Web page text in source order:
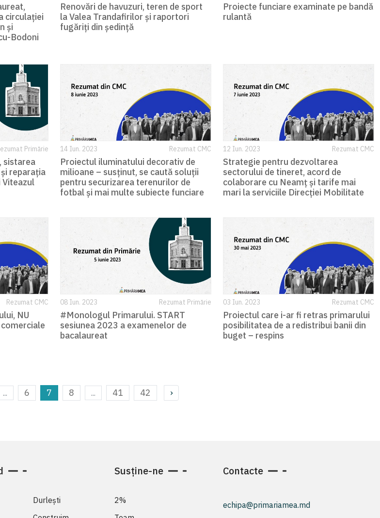
circulației
și
Bodoni
Renovări de havuzuri, teren de sport
la Valea Trandafirilor și raportori
fugăriți din ședință
Proiecte funciare examinate pe bandă
rulantă
Primărie
sistarea
reparația
Viteazul
14 Iun. 2023 Rezumat CMC
Proiectul iluminatului decorativ de
milioane – susținut, se caută soluții
pentru securizarea terenurilor de
fotbal și mai multe subiecte funciare
12 Iun. 2023 Rezumat CMC
Strategie pentru dezvoltarea
sectorului de tineret, acord de
colaborare cu Neamț și tarife mai
mari la serviciile Direcției Mobilitate
Rezumat CMC
NU
08 Iun. 2023 Rezumat Primărie
#Monologul Primarului. START
sesiunea 2023 a examenelor de
bacalaureat
03 Iun. 2023 Rezumat CMC
Proiectul care i-ar fi retras primarului
posibilitatea de a redistribui banii din
buget – respins
... 6 7 8 ... 41 42 ›
Durlești
Susține-ne
2%
Contacte
echipa@primariamea.md